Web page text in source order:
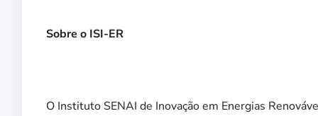
Sobre o ISI-ER
O Instituto SENAI de Inovação em Energias